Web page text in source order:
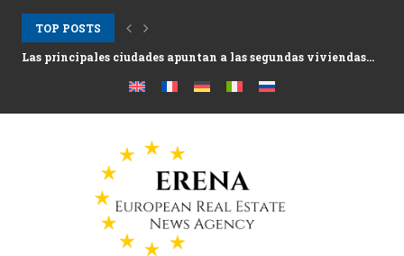
TOP POSTS
Las principales ciudades apuntan a las segundas viviendas...
Activos hoteleros tras la temporada 2025 mientras los...
El cambio estructural detrás de la recuperación de...